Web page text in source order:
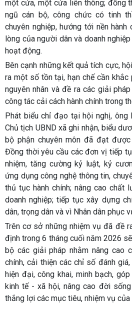
một cửa, một cửa liên thông; đồng
ngũ cán bộ, công chức có tinh
chuyên nghiệp, hướng tới nền
lòng của người dân và doanh
hoạt động.
Bên cạnh những kết quả tích cực,
ra một số tồn tại, hạn chế cần khắc
nguyên nhân và đề ra các giải
công tác cải cách hành chính trong
Phát biểu chỉ đạo tại hội nghị, ông
Chủ tịch UBND xã ghi nhận, biểu
bộ phận chuyên môn đã đạt
Đồng thời yêu cầu các đơn vị tiếp
nhiệm, tăng cường kỷ luật, kỷ
ứng dụng công nghệ thông tin,
thủ tục hành chính; nâng cao chất
doanh nghiệp; tiếp tục xây dựng
dân, trọng dân và vì Nhân dân phục
Trên cơ sở những nhiệm vụ đã đề
định trong 6 tháng cuối năm 2026
bộ các giải pháp nhằm nâng cao
chính, cải thiện các chỉ số đánh
hiện đại, công khai, minh bạch,
kinh tế - xã hội, nâng cao đời sống
thắng lợi các mục tiêu, nhiệm vụ của